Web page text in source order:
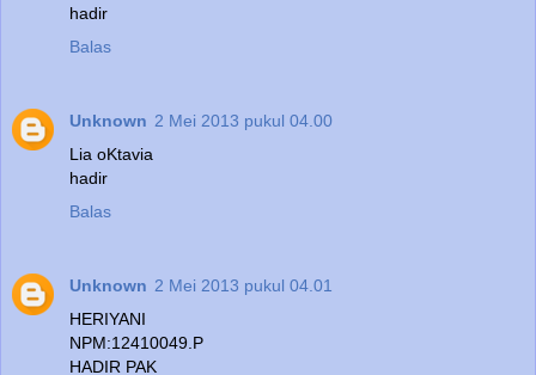
hadir
Balas
Unknown 2 Mei 2013 pukul 04.00
Lia oKtavia
hadir
Balas
Unknown 2 Mei 2013 pukul 04.01
HERIYANI
NPM:12410049.P
HADIR PAK